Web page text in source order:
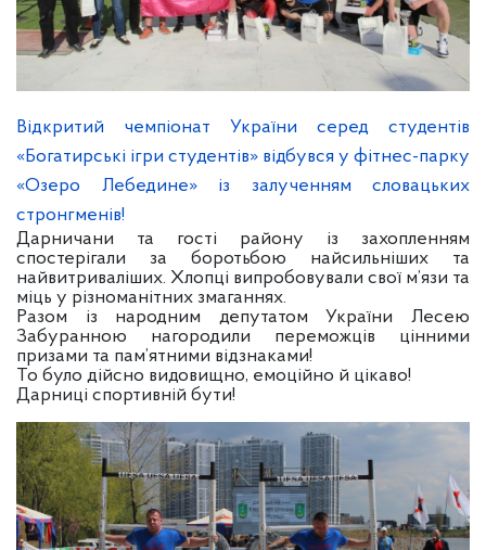
Відкритий чемпіонат України серед студентів
«Богатирські ігри студентів» відбувся у фітнес-парку
«Озеро Лебедине» із залученням словацьких
стронгменів!
Дарничани та гості району із захопленням
спостерігали за боротьбою найсильніших та
найвитриваліших. Хлопці випробовували свої м’язи та
міць у різноманітних змаганнях.
Разом із народним депутатом України Лесею
Забуранною нагородили переможців цінними
призами та пам’ятними відзнаками!
То було дійсно видовищно, емоційно й цікаво!
Дарниці спортивній бути!